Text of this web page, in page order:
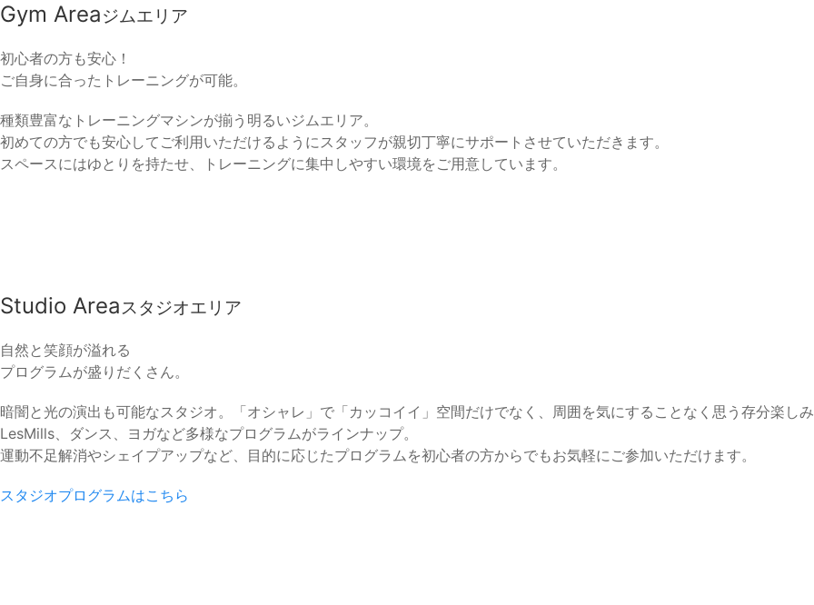
Gym Areaジムエリア
初心者の方も安心！
ご自身に合ったトレーニングが可能。
種類豊富なトレーニングマシンが揃う明るいジムエリア。
初めての方でも安心してご利用いただけるようにスタッフが親切丁寧にサポートさせていただきます。
スペースにはゆとりを持たせ、トレーニングに集中しやすい環境をご用意しています。
Studio Areaスタジオエリア
自然と笑顔が溢れる
プログラムが盛りだくさん。
暗闇と光の演出も可能なスタジオ。「オシャレ」で「カッコイイ」空間だけでなく、周囲を気にすることなく思う存分楽し
LesMills、ダンス、ヨガなど多様なプログラムがラインナップ。
運動不足解消やシェイプアップなど、目的に応じたプログラムを初心者の方からでもお気軽にご参加いただけます。
スタジオプログラムはこちら